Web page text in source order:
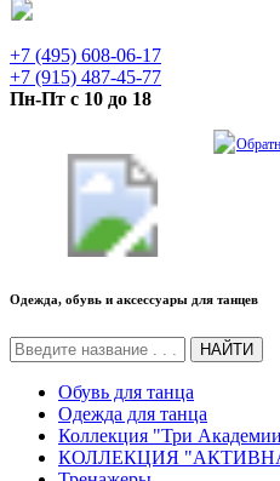
+7 (495) 608-06-17
+7 (915) 487-45-77
Пн-Пт с 10 до 18
Одежда, обувь и аксессуары для танцев
НАЙТИ
Обувь для танца
Одежда для танца
Коллекция "Три
КОЛЛЕКЦИЯ